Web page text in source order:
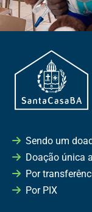
Sendo um
Doação única
Por
Por PIX